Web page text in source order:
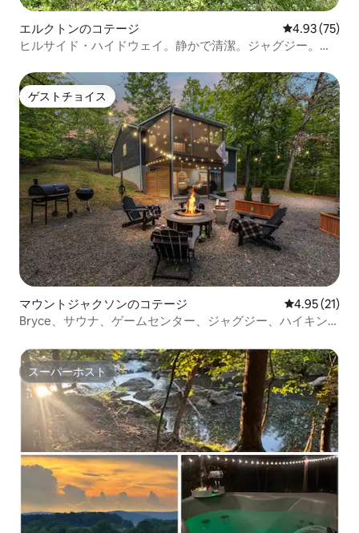
エルクトンのコテージ レビュー75
4.93 (75)
ヒルサイド・ハイドウェイ。静かで清潔。ジャグジー。フ
ゲストチョイス
ゲストチョイス
マウントジャクソンのコテージ レビュー21
4.95 (21)
Bryce、サウナ、ゲームセンター、ジャグジー、ハイキング
スーパーホスト
スーパーホスト